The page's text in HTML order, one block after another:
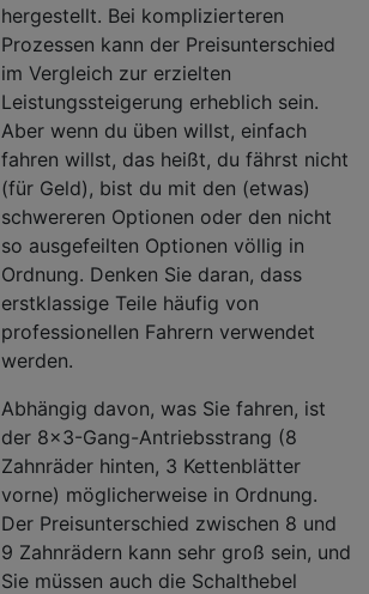
hergestellt. Bei komplizierteren
Prozessen kann der Preisunterschied
im Vergleich zur erzielten
Leistungssteigerung erheblich sein.
Aber wenn du üben willst, einfach
fahren willst, das heißt, du fährst nicht
(für Geld), bist du mit den (etwas)
schwereren Optionen oder den nicht
so ausgefeilten Optionen völlig in
Ordnung. Denken Sie daran, dass
erstklassige Teile häufig von
professionellen Fahrern verwendet
werden.
Abhängig davon, was Sie fahren, ist
der 8x3-Gang-Antriebsstrang (8
Zahnräder hinten, 3 Kettenblätter
vorne) möglicherweise in Ordnung.
Der Preisunterschied zwischen 8 und
9 Zahnrädern kann sehr groß sein, und
Sie müssen auch die Schalthebel